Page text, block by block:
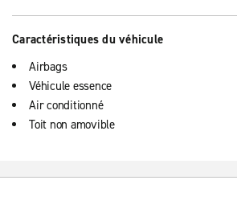
Caractéristiques du véhicule
Airbags
Véhicule essence
Air conditionné
Toit non amovible